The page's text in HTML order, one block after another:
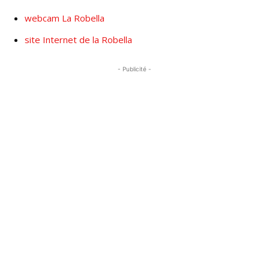
webcam La Robella
site Internet de la Robella
- Publicité -